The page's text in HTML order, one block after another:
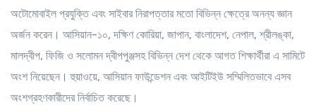
অটোমোবাইল প্রযুক্তি এবং সাইবার নিরাপত্তার মতো বিভিন্ন ক্ষেত্রে অনন্য জ্ঞান
অর্জন করেন। আসিয়ান-১০, দক্ষিণ কোরিয়া, জাপান, বাংলাদেশ, নেপাল, শ্রীলঙ্কা,
মালদ্বীপ, ফিজি ও সলোমন দ্বীপপুঞ্জসহ বিভিন্ন দেশ থেকে আগত শিক্ষার্থীরা এ সামিটে
অংশ নিয়েছেন। হুয়াওয়ে, আসিয়ান ফাউন্ডেশন এবং আইটিইউ সম্মিলিতভাবে এসব
অংশগ্রহণকারীদের নির্বাচিত করেছে।